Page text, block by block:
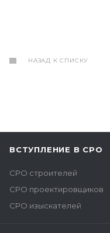
НАЗАД К СПИСКУ
ВСТУПЛЕНИЕ В СРО
СРО строителей
СРО проектировщиков
СРО изыскателей